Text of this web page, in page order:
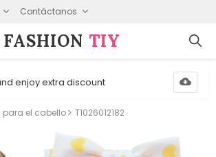
Contáctanos
FASHION⁠ TIY
enjoy extra discount
para el cabello T1026012182